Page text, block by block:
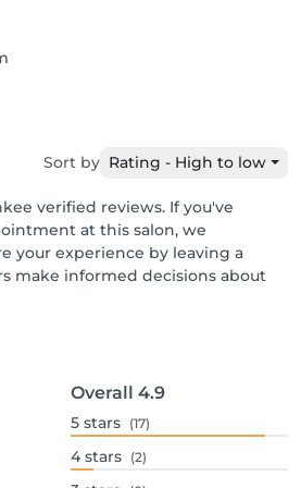
Sort by Rating - High to low
verified reviews. If you've
at this salon, we
your experience by leaving a
make informed decisions about
Overall 4.9
5 stars (17)
4 stars (2)